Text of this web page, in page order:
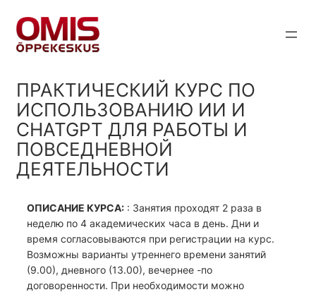
sisu
juurde
ПРАКТИЧЕСКИЙ КУРС ПО
ИСПОЛЬЗОВАНИЮ ИИ И
CHATGPT ДЛЯ РАБОТЫ И
ПОВСЕДНЕВНОЙ
ДЕЯТЕЛЬНОСТИ
ОПИСАНИЕ КУРСА: : Занятия проходят 2 раза в
неделю по 4 академических часа в день. Дни и
время согласовываются при регистрации на курс.
Возможны варианты утреннего времени занятий
(9.00), дневного (13.00), вечернее -по
договоренности. При необходимости можно